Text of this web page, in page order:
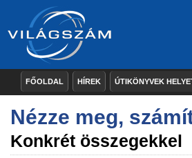
FŐOLDAL HÍREK ÚTIKÖNYVEK
Nézze meg,
Konkrét összegekkel